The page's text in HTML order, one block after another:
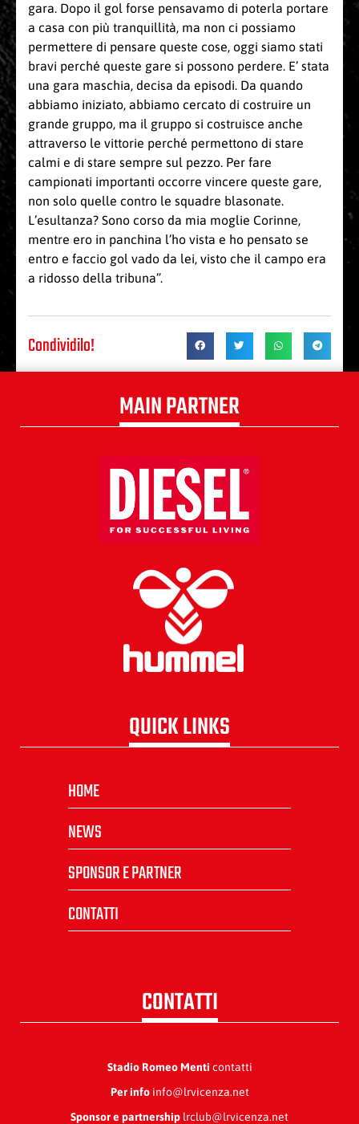
gara. Dopo il gol forse pensavamo di poterla portare
a casa con più tranquillità, ma non ci possiamo
permettere di pensare queste cose, oggi siamo stati
bravi perché queste gare si possono perdere. E’ stata
una gara maschia, decisa da episodi. Da quando
abbiamo iniziato, abbiamo cercato di costruire un
grande gruppo, ma il gruppo si costruisce anche
attraverso le vittorie perché permettono di stare
calmi e di stare sempre sul pezzo. Per fare
campionati importanti occorre vincere queste gare,
non solo quelle contro le squadre blasonate.
L’esultanza? Sono corso da mia moglie Corinne,
mentre ero in panchina l’ho vista e ho pensato se
entro e faccio gol vado da lei, visto che il campo era
a ridosso della tribuna”.
Condividilo!
MAIN PARTNER
QUICK LINKS
HOME
NEWS
SPONSOR E PARTNER
CONTATTI
CONTATTI
Stadio Romeo Menti contatti
Per infoinfo@lrvicenza.net
Sponsor e partnership lrclub@lrvicenza.net